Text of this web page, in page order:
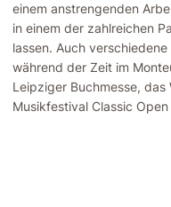
einem anstrengenden
in einem der zahlreichen
lassen. Auch
während der Zeit im
Leipziger Buchmesse,
Musikfestival Classic